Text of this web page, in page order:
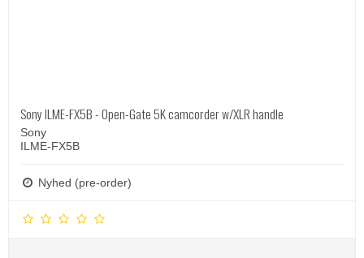
Sony ILME-FX5B - Open-Gate 5K camcorder w/XLR handle
Sony
ILME-FX5B
Nyhed (pre-order)